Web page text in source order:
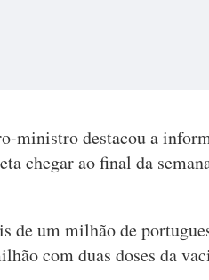
ministro destacou a
chegar ao final da
de um milhão de
com duas doses da